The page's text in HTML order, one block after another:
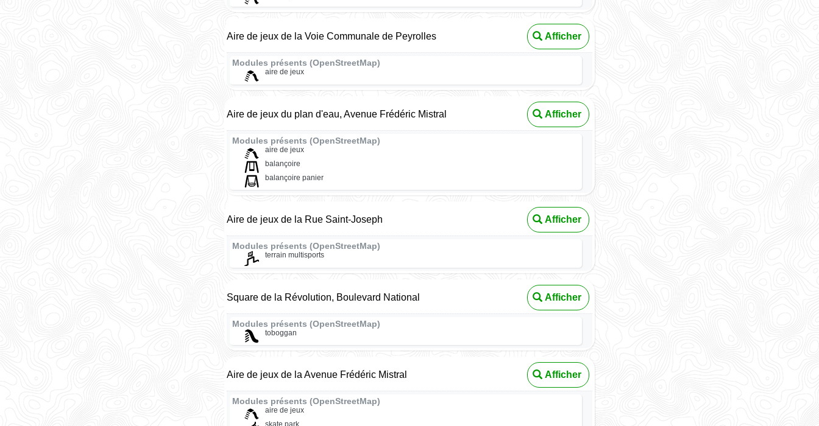
Aire de jeux de la Voie Communale de Peyrolles Afficher
Modules présents (OpenStreetMap)
aire de jeux
Aire de jeux du plan d'eau, Avenue Frédéric Mistral Afficher
Modules présents (OpenStreetMap)
aire de jeux
balançoire
balançoire panier
Aire de jeux de la Rue Saint-Joseph Afficher
Modules présents (OpenStreetMap)
terrain multisports
Square de la Révolution, Boulevard National Afficher
Modules présents (OpenStreetMap)
toboggan
Aire de jeux de la Avenue Frédéric Mistral Afficher
Modules présents (OpenStreetMap)
aire de jeux
skate park